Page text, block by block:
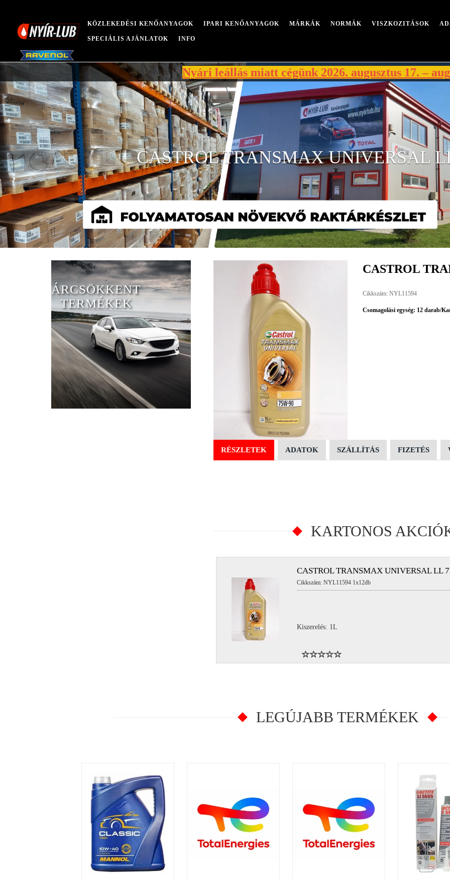
KÖZLEKEDÉSI KENŐANYAGOK IPARI KENŐANYAGOK MÁRKÁK NORMÁK VISZKOZITÁSOK
SPECIÁLIS AJÁNLATOK INFO
Nyári leállás miatt cégünk 2026. augusztus 17. – augusztus
CASTROL TRANSMAX UNIVERSAL
ÁRCSÖKKENT
TERMÉKEK
CASTROL
Cikkszám: NYL11594
Csomagolási egység: 12 darab/
RÉSZLETEK ADATOK SZÁLLÍTÁS FIZETÉS
KARTONOS
CASTROL TRANSMAX UNIVERSAL LL
Cikkszám: NYL11594 1x12db
Kiszerelés: 1L
LEGÚJABB TERMÉKEK